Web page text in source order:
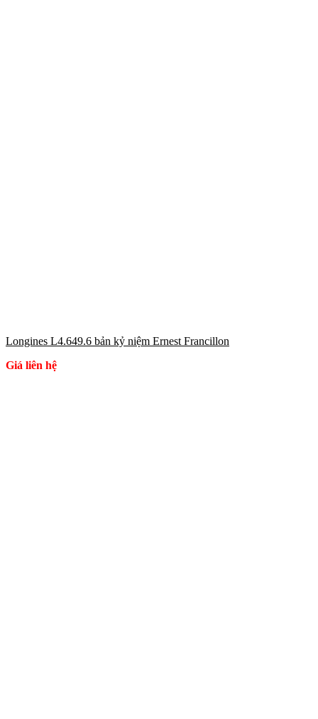
Longines L4.649.6 bản kỷ niệm Ernest Francillon
Giá liên hệ